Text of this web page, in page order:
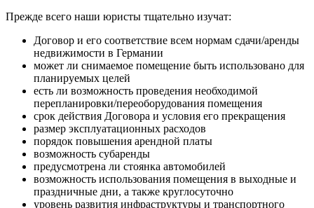
Прежде всего наши юристы тщательно изучат:
Договор и его соответствие всем нормам сдачи/аренды
недвижимости в Германии
может ли снимаемое помещение быть использовано для
планируемых целей
есть ли возможность проведения необходимой
перепланировки/переоборудования помещения
срок действия Договора и условия его прекращения
размер эксплуатационных расходов
порядок повышения арендной платы
возможность субаренды
предусмотрена ли стоянка автомобилей
возможность использования помещения в выходные и
праздничные дни, а также круглосуточно
уровень развития инфраструктуры и транспортного